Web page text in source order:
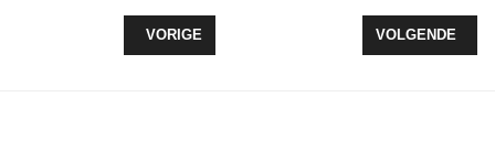
VORIG ARTIKEL: VANAF WOENSDAG
VORIGE VOLGENDE
VOLGENDE